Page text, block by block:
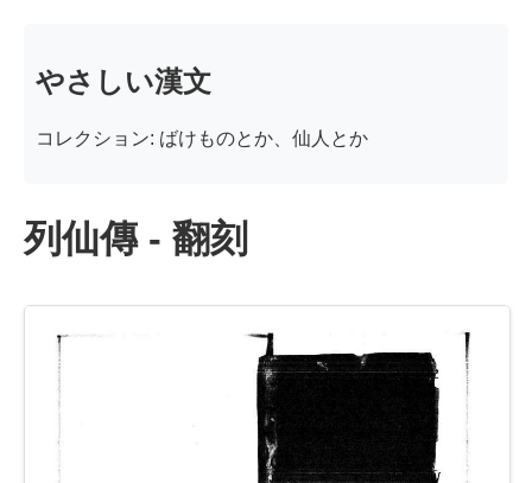
やさしい漢文
コレクション: ばけものとか、仙人とか
列仙傳 - 翻刻